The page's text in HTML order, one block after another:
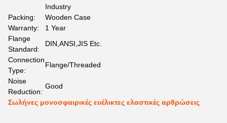
Industry
Packing:
Wooden Case
Warranty:
1 Year
Flange
Standard:
DIN,ANSI,JIS Etc.
Connection
Type:
Flange/Threaded
Noise
Reduction:
Good
Σωλήνες μονοσφαιρικές ευέλικτες ελαστικές αρθρώσεις